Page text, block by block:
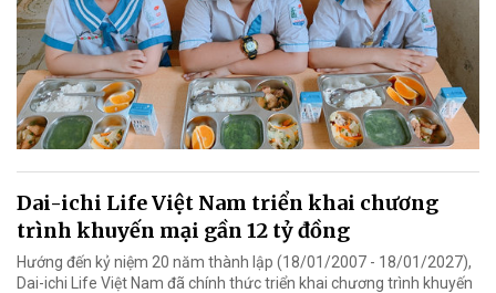
Dai-ichi Life Việt Nam triển khai chương
trình khuyến mại gần 12 tỷ đồng
Hướng đến kỷ niệm 20 năm thành lập (18/01/2007 - 18/01/2027),
Dai-ichi Life Việt Nam đã chính thức triển khai chương trình khuyến